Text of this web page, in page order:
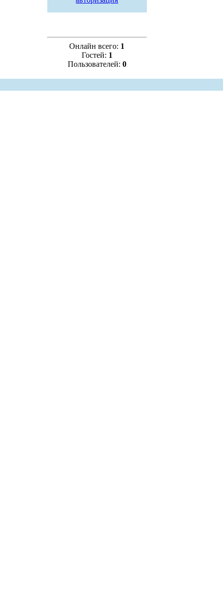
Онлайн всего: 1
Гостей: 1
Пользователей: 0